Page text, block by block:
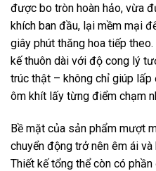
được bo tròn hoàn hảo, vừa
khích ban đầu, lại mềm mại
giây phút thăng hoa tiếp
kế thuôn dài với độ cong lý
trúc thật – không chỉ giúp
ôm khít lấy từng điểm chạm
Bề mặt của sản phẩm mượt
chuyển động trở nên êm ái
Thiết kế tổng thể còn có